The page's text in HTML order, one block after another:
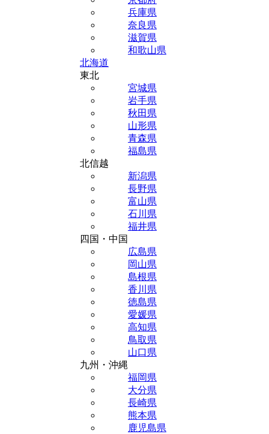
兵庫県
奈良県
滋賀県
和歌山県
北海道
東北
宮城県
岩手県
秋田県
山形県
青森県
福島県
北信越
新潟県
長野県
富山県
石川県
福井県
四国・中国
広島県
岡山県
島根県
香川県
徳島県
愛媛県
高知県
鳥取県
山口県
九州・沖縄
福岡県
大分県
長崎県
熊本県
鹿児島県